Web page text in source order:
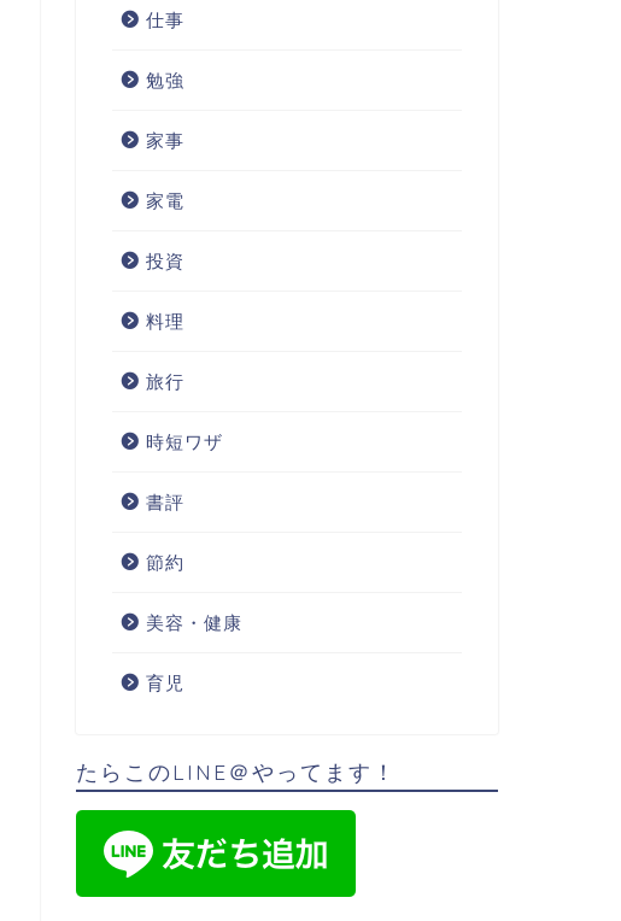
仕事
勉強
家事
家電
投資
料理
旅行
時短ワザ
書評
節約
美容・健康
育児
たらこのLINE＠やってます！